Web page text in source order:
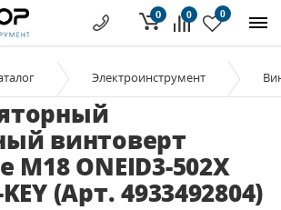
0 0
0
Электроинструмент
винтоверт
M18 ONEID3-502X
KEY (Арт. 4933492804)